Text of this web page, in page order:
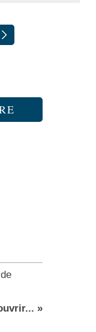
»